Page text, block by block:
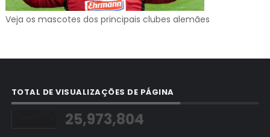
Veja os mascotes dos principais clubes alemães
TOTAL DE VISUALIZAÇÕES DE PÁGINA
25,973,804